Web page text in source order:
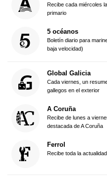
Recibe cada miércoles
primario
5 océanos
Boletín diario para
baja velocidad)
Global Galicia
Cada viernes, un
gallegos en el exterior
A Coruña
Recibe de lunes a
destacada de A Coruña
Ferrol
Recibe toda la